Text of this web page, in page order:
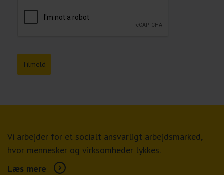
Tilmeld
Vi arbejder for et socialt ansvarligt arbejdsmarked,
hvor mennesker og virksomheder lykkes.
Læs mere